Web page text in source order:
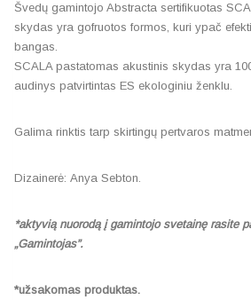
Švedų gamintojo Abstracta sertifikuotas
skydas yra gofruotos formos, kuri ypač
bangas.
SCALA pastatomas akustinis skydas yra
audinys patvirtintas ES ekologiniu ženklu.
Galima rinktis tarp skirtingų pertvaros
Dizainerė: Anya Sebton.
*aktyvią nuorodą į gamintojo svetainę rasite
„Gamintojas”.
*užsakomas produktas.